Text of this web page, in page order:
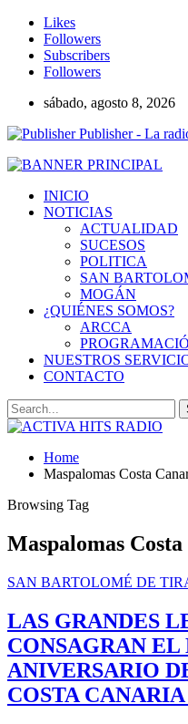
Likes
Followers
Subscribers
Followers
sábado, agosto 8, 2026
Publisher - La
INICIO
NOTICIAS
ACTUALIDAD
SUCESOS
POLITICA
SAN
MOGÁN
¿QUIÉNES SOMOS?
ARCCA
NUESTROS
CONTACTO
Home
Maspalomas Costa
Browsing Tag
Maspalomas
SAN BARTOLOMÉ DE
LAS GRANDES
CONSAGRAN
ANIVERSARIO
COSTA